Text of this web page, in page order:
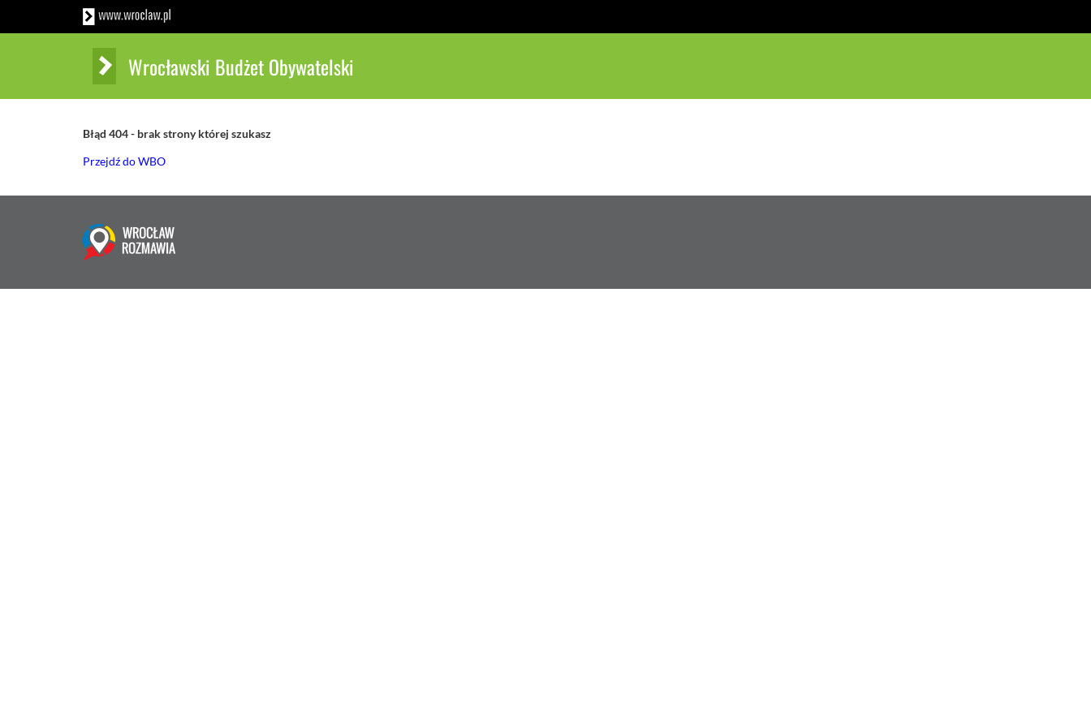
Wrocławski Budżet Obywatelski
Błąd 404 - brak strony której szukasz
Przejdź do WBO